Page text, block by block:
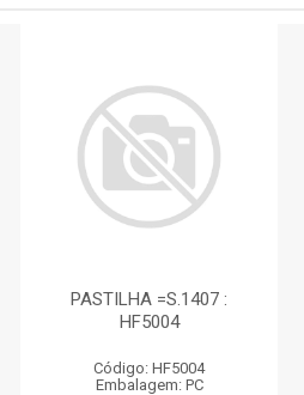
PASTILHA =S.1407 :
HF5004
Código: HF5004
Embalagem: PC